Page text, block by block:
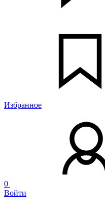
Избранное
0
Войти